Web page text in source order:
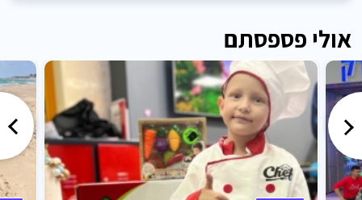
אולי פספסתם